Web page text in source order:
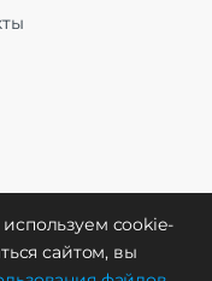
cookie-
сайтом, вы